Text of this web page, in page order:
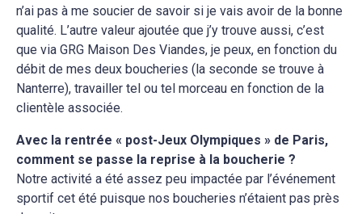
n’ai pas à me soucier de savoir si je vais avoir de la bonne
qualité. L’autre valeur ajoutée que j’y trouve aussi, c’est
que via GRG Maison Des Viandes, je peux, en fonction du
débit de mes deux boucheries (la seconde se trouve à
Nanterre), travailler tel ou tel morceau en fonction de la
clientèle associée.
Avec la rentrée « post-Jeux Olympiques » de Paris,
comment se passe la reprise à la boucherie ?
Notre activité a été assez peu impactée par l’événement
sportif cet été puisque nos boucheries n’étaient pas près